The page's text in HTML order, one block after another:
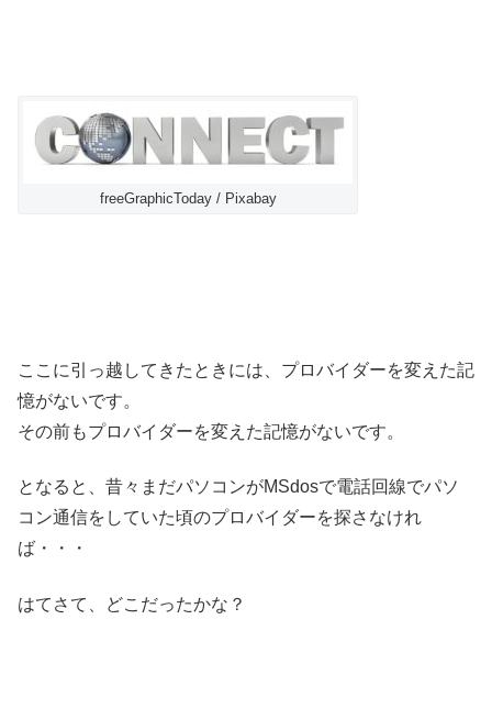
freeGraphicToday / Pixabay
ここに引っ越してきたときには、プロバイダーを変えた記
憶がないです。
その前もプロバイダーを変えた記憶がないです。
となると、昔々まだパソコンがMSdosで電話回線でパソ
コン通信をしていた頃のプロバイダーを探さなけれ
ば・・・
はてさて、どこだったかな？